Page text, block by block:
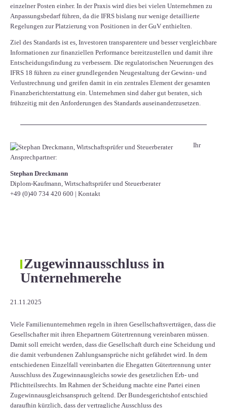
einzelner Posten einher. In der Praxis wird dies bei vielen Unternehmen zu
Anpassungsbedarf führen, da die IFRS bislang nur wenige detaillierte
Regelungen zur Platzierung von Positionen in der GuV enthielten.
Ziel des Standards ist es, Investoren transparentere und besser vergleichbare
Informationen zur finanziellen Performance bereitzustellen und damit ihre
Entscheidungsfindung zu verbessern. Die regulatorischen Neuerungen des
IFRS 18 führen zu einer grundlegenden Neugestaltung der Gewinn- und
Verlustrechnung und greifen damit in ein zentrales Element der gesamten
Finanzberichterstattung ein. Unternehmen sind daher gut beraten, sich
frühzeitig mit den Anforderungen des Standards auseinanderzusetzen.
Ihr
Ansprechpartner:
Stephan Dreckmann
Diplom-Kaufmann, Wirtschaftsprüfer und Steuerberater
+49 (0)40 734 420 600 | Kontakt
Zugewinnausschluss in
Unternehmerehe
21.11.2025
Viele Familienunternehmen regeln in ihren Gesellschaftsverträgen, dass die
Gesellschafter mit ihren Ehepartnern Gütertrennung vereinbaren müssen.
Damit soll erreicht werden, dass die Gesellschaft durch eine Scheidung und
die damit verbundenen Zahlungsansprüche nicht gefährdet wird. In dem
entschiedenen Einzelfall vereinbarten die Ehegatten Gütertrennung unter
Ausschluss des Zugewinnausgleichs sowie des gesetzlichen Erb- und
Pflichtteilsrechts. Im Rahmen der Scheidung machte eine Partei einen
Zugewinnausgleichsanspruch geltend. Der Bundesgerichtshof entschied
daraufhin kürzlich, dass der vertragliche Ausschluss des